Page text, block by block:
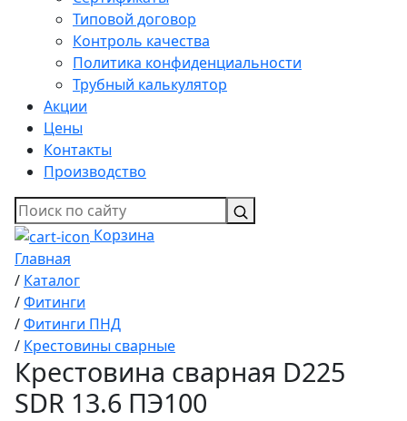
Типовой договор
Контроль качества
Политика конфиденциальности
Трубный калькулятор
Акции
Цены
Контакты
Производство
Корзина
Главная
/ Каталог
/Фитинги
/Фитинги ПНД
/ Крестовины сварные
Крестовина сварная D225
SDR 13.6 ПЭ100